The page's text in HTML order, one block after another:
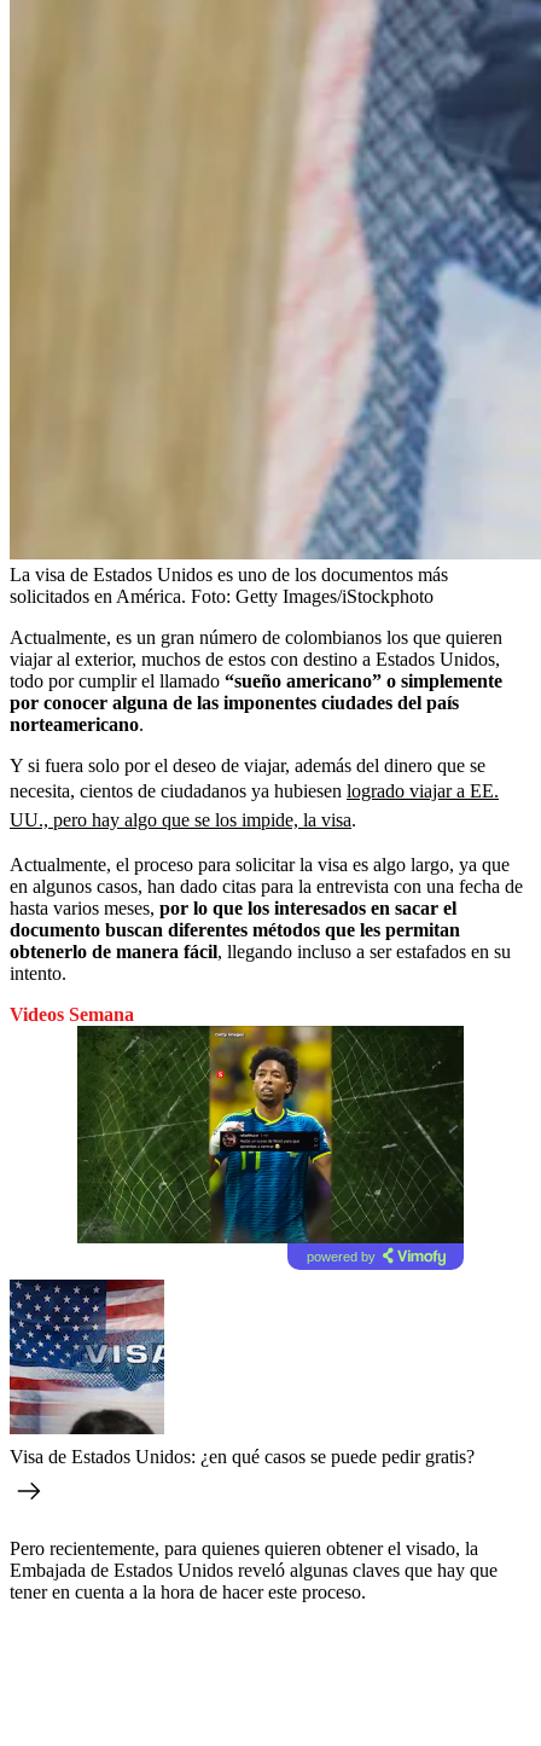
La visa de Estados Unidos es uno de los documentos más
solicitados en América. Foto: Getty Images/iStockphoto
Actualmente, es un gran número de colombianos los que quieren
viajar al exterior, muchos de estos con destino a Estados Unidos,
todo por cumplir el llamado “sueño americano” o simplemente
por conocer alguna de las imponentes ciudades del país
norteamericano.
Y si fuera solo por el deseo de viajar, además del dinero que se
necesita, cientos de ciudadanos ya hubiesen logrado viajar a EE.
UU., pero hay algo que se los impide, la visa.
Actualmente, el proceso para solicitar la visa es algo largo, ya que
en algunos casos, han dado citas para la entrevista con una fecha de
hasta varios meses, por lo que los interesados en sacar el
documento buscan diferentes métodos que les permitan
obtenerlo de manera fácil, llegando incluso a ser estafados en su
intento.
Videos Semana
powered by
Visa de Estados Unidos: ¿en qué casos se puede pedir gratis?
Pero recientemente, para quienes quieren obtener el visado, la
Embajada de Estados Unidos reveló algunas claves que hay que
tener en cuenta a la hora de hacer este proceso.